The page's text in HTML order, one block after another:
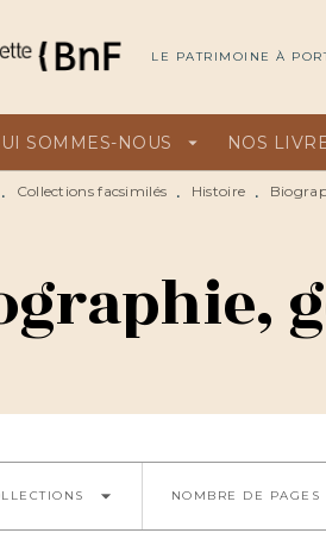
RECHERCHE
LE PATRIMOINE À
SOMMES-NOUS arrow_drop_down NOS
• Collections facsimilés • Histoire •
arrow_drop_down NOMBRE DE PAGES